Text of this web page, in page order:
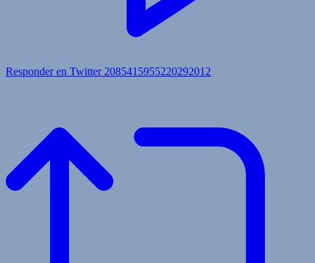
Responder en Twitter 2085415955220292012